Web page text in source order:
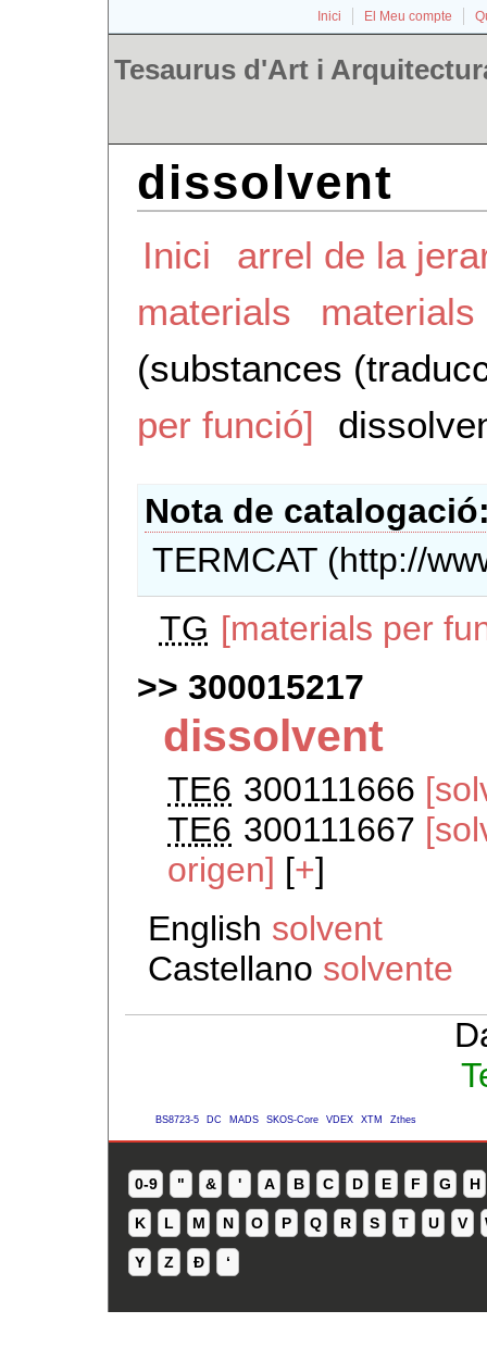
Inici El Meu compte
Tesaurus d'Art i
dissolvent
Inici
arrel de la
materials
materials
(substances
per funció]
Nota de catalogació
TERMCAT (http://
TG [materials per
300015217
dissolvent
TE6 300111666
TE6 300111667
origen] [+]
English solvent
Castellano solvente
BS8723-5 DC MADS SKOS-Core VDEX XTM Zthes
0-9 " & ' A B C D E F G H
K L M N O P Q R S T U V
Y Z Ð ʻ